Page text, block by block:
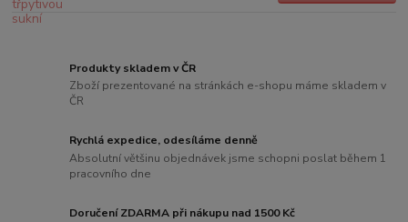
Produkty skladem v ČR
Zboží prezentované na stránkách e-shopu máme skladem v
ČR
Rychlá expedice, odesíláme denně
Absolutní většinu objednávek jsme schopni poslat během 1
pracovního dne
Doručení ZDARMA při nákupu nad 1500 Kč